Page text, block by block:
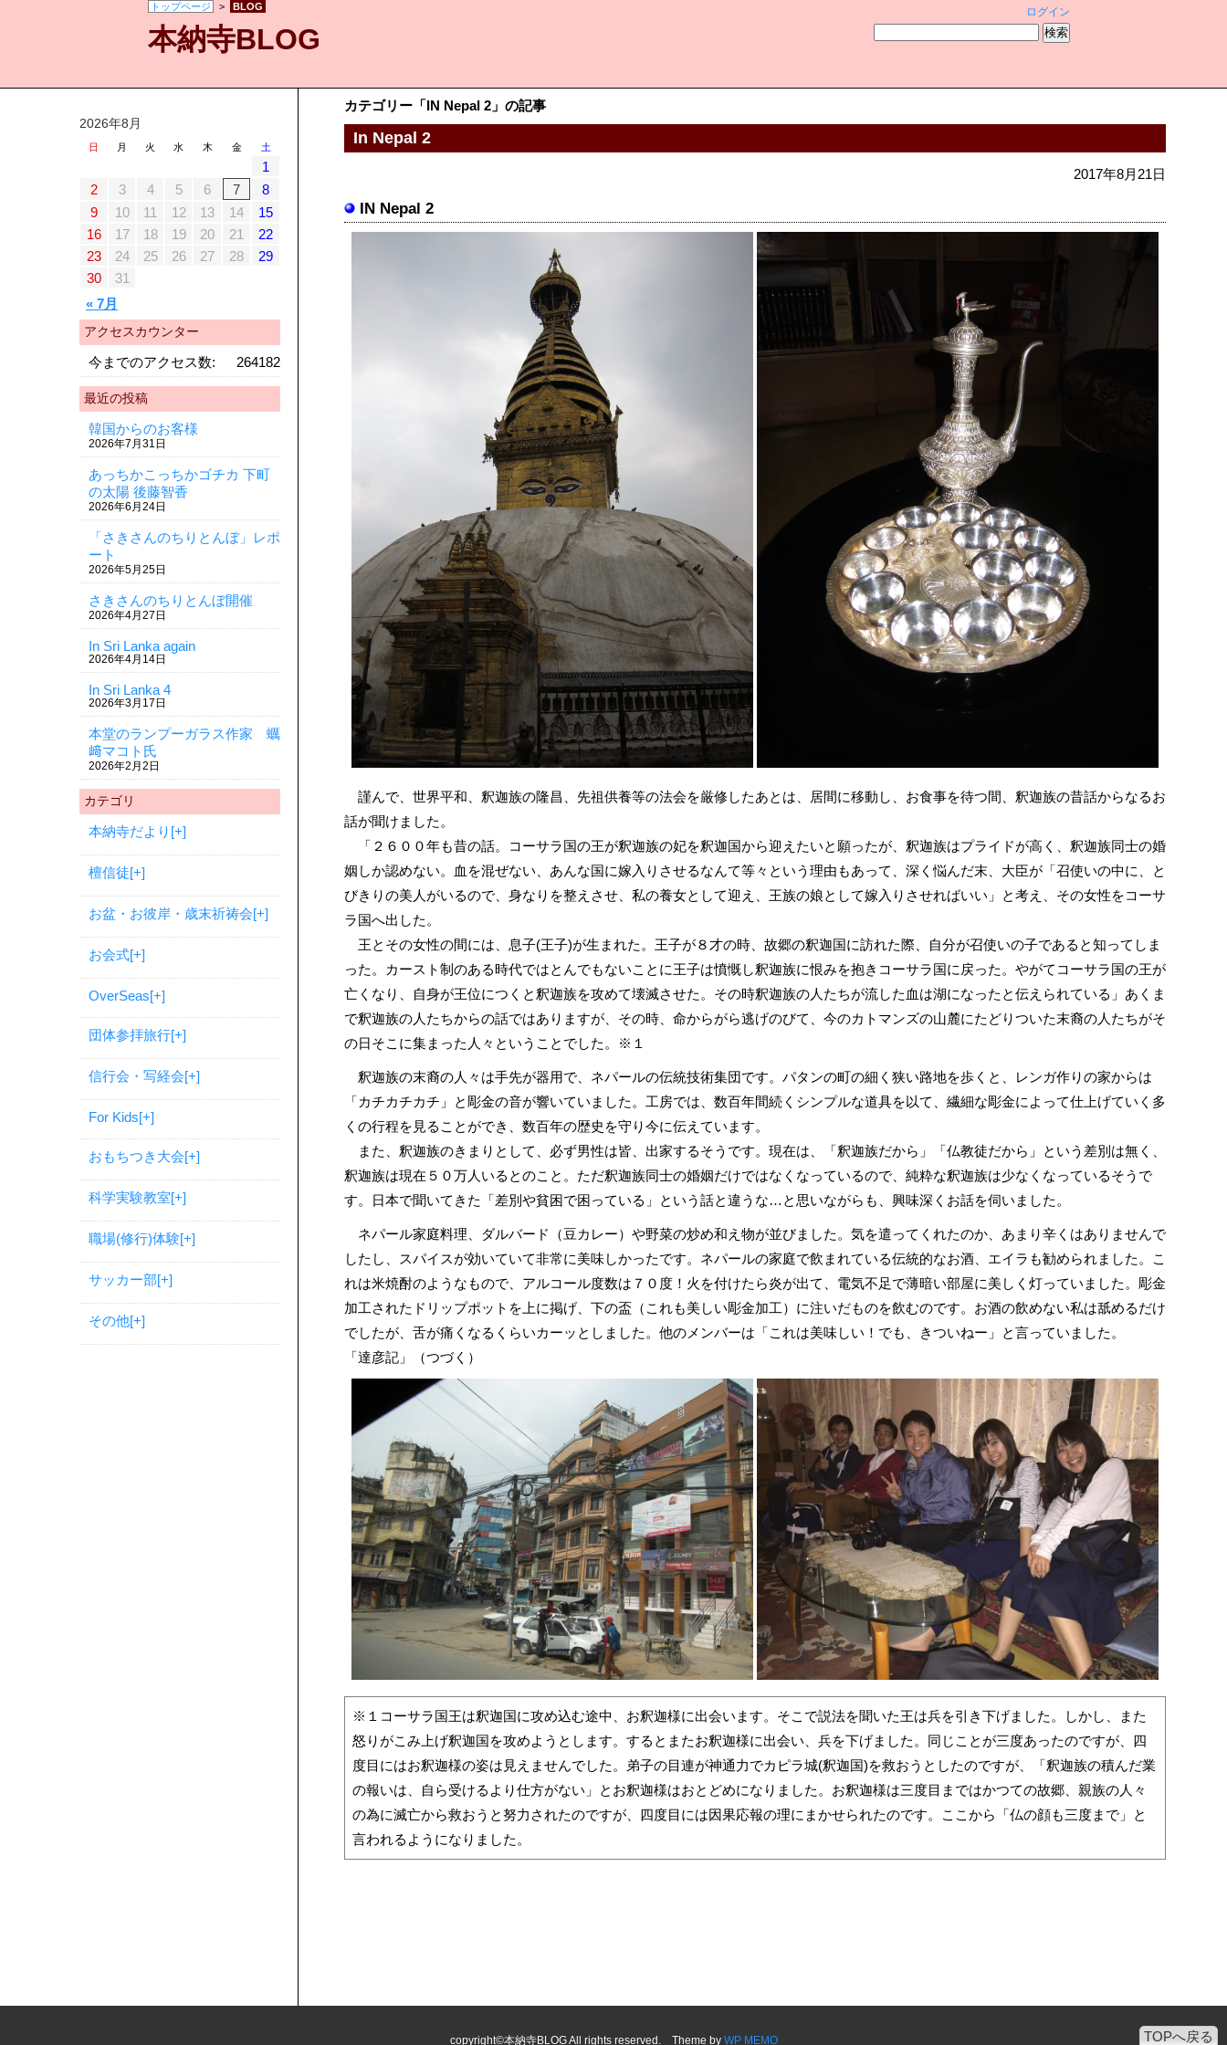
ログイン
本納寺BLOG
トップページ > BLOG
2026年8月
日 月 火 水 木 金 土
« 7月
1
2
3 4 5 6 7
8
9
10 11 12 13 14
15
16
17 18 19 20 21
22
23
24 25 26 27 28
29
30
31
アクセスカウンター
264182
今までのアクセス数:
最近の投稿
韓国からのお客様
2026年7月31日
あっちかこっちかゴチカ 下町
の太陽 後藤智香
2026年6月24日
「さきさんのちりとんぼ」レポ
ート
2026年5月25日
さきさんのちりとんぼ開催
2026年4月27日
In Sri Lanka again
2026年4月14日
In Sri Lanka 4
2026年3月17日
本堂のランプーガラス作家 蠣
﨑マコト氏
2026年2月2日
カテゴリ
本納寺だより [+]
檀信徒[+]
お盆・お彼岸・歳末祈祷会[+]
お会式[+]
OverSeas[+]
団体参拝旅行[+]
信行会・写経会[+]
For Kids[+]
おもちつき大会[+]
科学実験教室[+]
職場(修行)体験[+]
サッカー部[+]
その他[+]
カテゴリー「IN Nepal 2」の記事
In Nepal 2
2017年8月21日
IN Nepal 2
謹んで、世界平和、釈迦族の隆昌、先祖供養等の法会を厳修したあとは、居間に移動し、お食事を待つ間、釈迦族の昔話からなるお
話が聞けました。
「２６００年も昔の話。コーサラ国の王が釈迦族の妃を釈迦国から迎えたいと願ったが、釈迦族はプライドが高く、釈迦族同士の婚
姻しか認めない。血を混ぜない、あんな国に嫁入りさせるなんて等々という理由もあって、深く悩んだ末、大臣が「召使いの中に、と
びきりの美人がいるので、身なりを整えさせ、私の養女として迎え、王族の娘として嫁入りさせればいい」と考え、その女性をコーサ
ラ国へ出した。
王とその女性の間には、息子(王子)が生まれた。王子が８才の時、故郷の釈迦国に訪れた際、自分が召使いの子であると知ってしま
った。カースト制のある時代ではとんでもないことに王子は憤慨し釈迦族に恨みを抱きコーサラ国に戻った。やがてコーサラ国の王が
亡くなり、自身が王位につくと釈迦族を攻めて壊滅させた。その時釈迦族の人たちが流した血は湖になったと伝えられている」あくま
で釈迦族の人たちからの話ではありますが、その時、命からがら逃げのびて、今のカトマンズの山麓にたどりついた末裔の人たちがそ
の日そこに集まった人々ということでした。※１
釈迦族の末裔の人々は手先が器用で、ネパールの伝統技術集団です。パタンの町の細く狭い路地を歩くと、レンガ作りの家からは
「カチカチカチ」と彫金の音が響いていました。工房では、数百年間続くシンプルな道具を以て、繊細な彫金によって仕上げていく多
くの行程を見ることができ、数百年の歴史を守り今に伝えています。
また、釈迦族のきまりとして、必ず男性は皆、出家するそうです。現在は、「釈迦族だから」「仏教徒だから」という差別は無く、
釈迦族は現在５０万人いるとのこと。ただ釈迦族同士の婚姻だけではなくなっているので、純粋な釈迦族は少なくなっているそうで
す。日本で聞いてきた「差別や貧困で困っている」という話と違うな…と思いながらも、興味深くお話を伺いました。
ネパール家庭料理、ダルバード（豆カレー）や野菜の炒め和え物が並びました。気を遣ってくれたのか、あまり辛くはありませんで
したし、スパイスが効いていて非常に美味しかったです。ネパールの家庭で飲まれている伝統的なお酒、エイラも勧められました。こ
れは米焼酎のようなもので、アルコール度数は７０度！火を付けたら炎が出て、電気不足で薄暗い部屋に美しく灯っていました。彫金
加工されたドリップポットを上に掲げ、下の盃（これも美しい彫金加工）に注いだものを飲むのです。お酒の飲めない私は舐めるだけ
でしたが、舌が痛くなるくらいカーッとしました。他のメンバーは「これは美味しい！でも、きついねー」と言っていました。
「達彦記」（つづく）
※１コーサラ国王は釈迦国に攻め込む途中、お釈迦様に出会います。そこで説法を聞いた王は兵を引き下げました。しかし、また
怒りがこみ上げ釈迦国を攻めようとします。するとまたお釈迦様に出会い、兵を下げました。同じことが三度あったのですが、四
度目にはお釈迦様の姿は見えませんでした。弟子の目連が神通力でカピラ城(釈迦国)を救おうとしたのですが、「釈迦族の積んだ業
の報いは、自ら受けるより仕方がない」とお釈迦様はおとどめになりました。お釈迦様は三度目まではかつての故郷、親族の人々
の為に滅亡から救おうと努力されたのですが、四度目には因果応報の理にまかせられたのです。ここから「仏の顔も三度まで」と
言われるようになりました。
TOPへ戻る
copyright©本納寺BLOG All rights reserved. Theme by WP MEMO